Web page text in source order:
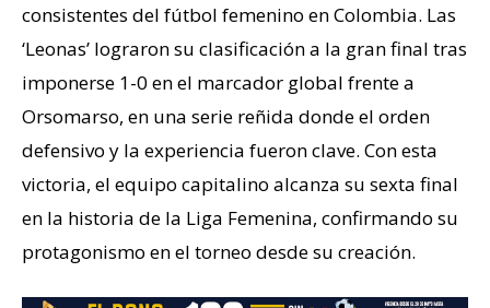
consistentes del fútbol femenino en Colombia. Las
‘Leonas’ lograron su clasificación a la gran final tras
imponerse 1-0 en el marcador global frente a
Orsomarso, en una serie reñida donde el orden
defensivo y la experiencia fueron clave. Con esta
victoria, el equipo capitalino alcanza su sexta final
en la historia de la Liga Femenina, confirmando su
protagonismo en el torneo desde su creación.